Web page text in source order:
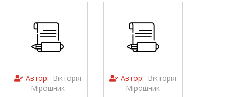
Автор: Вікторія
Мірошник
Автор: Вікторія
Мірошник